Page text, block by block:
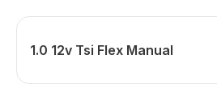
1.0 12v Tsi Flex Manual